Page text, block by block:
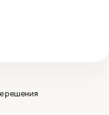
решения